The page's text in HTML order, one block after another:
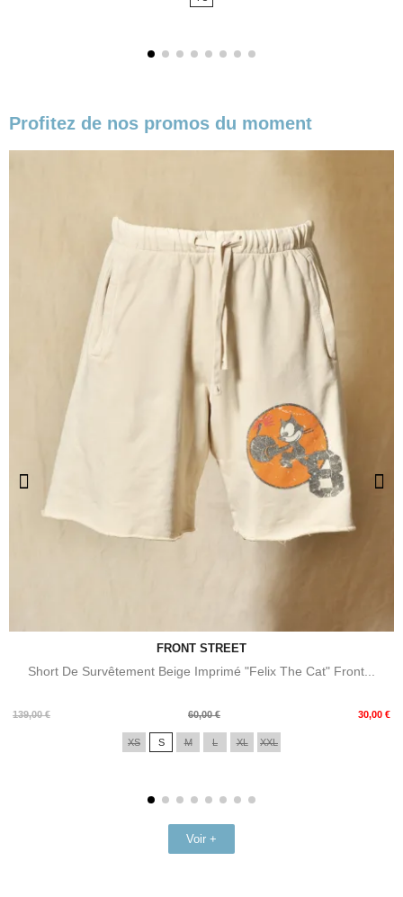
Profitez de nos promos du moment
FRONT STREET
Short De Survêtement Beige Imprimé "Felix The Cat" Front...
139,00 €
Prix
60,00 € 30,00 €
Prix
XS S M L XL XXL
Voir +